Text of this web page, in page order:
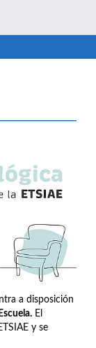
a disposición
El
y se